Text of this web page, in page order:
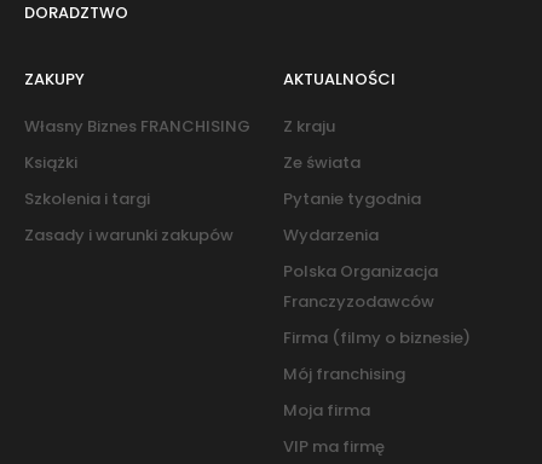
DORADZTWO
ZAKUPY
Własny Biznes FRANCHISING
Książki
Szkolenia i targi
Zasady i warunki zakupów
AKTUALNOŚCI
Z kraju
Ze świata
Pytanie tygodnia
Wydarzenia
Polska Organizacja
Franczyzodawców
Firma (filmy o biznesie)
Mój franchising
Moja firma
VIP ma firmę